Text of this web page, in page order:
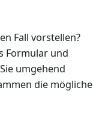
Fall vorstellen?
Formular und
umgehend
die mögliche